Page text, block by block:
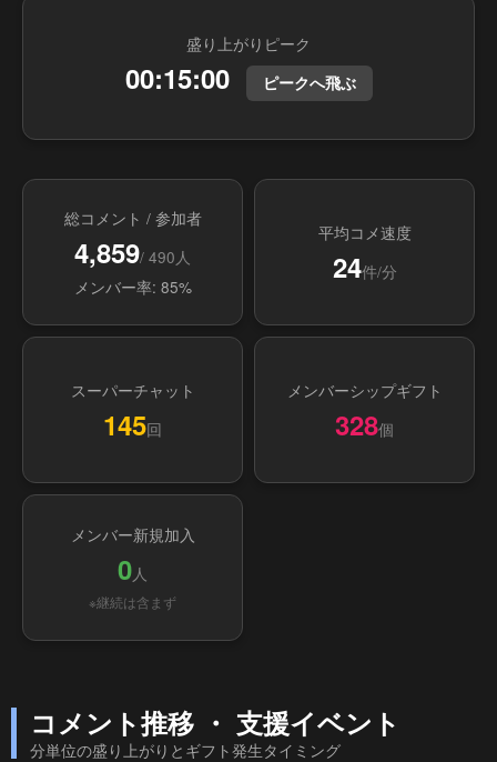
盛り上がりピーク
00:15:00 ピークへ飛ぶ
総コメント / 参加者
4,859/ 490人
メンバー率: 85%
平均コメ速度
24件/分
スーパーチャット
145回
メンバーシップギフト
328個
メンバー新規加入
0人
※継続は含まず
コメント推移 ・ 支援イベント
分単位の盛り上がりとギフト発生タイミング